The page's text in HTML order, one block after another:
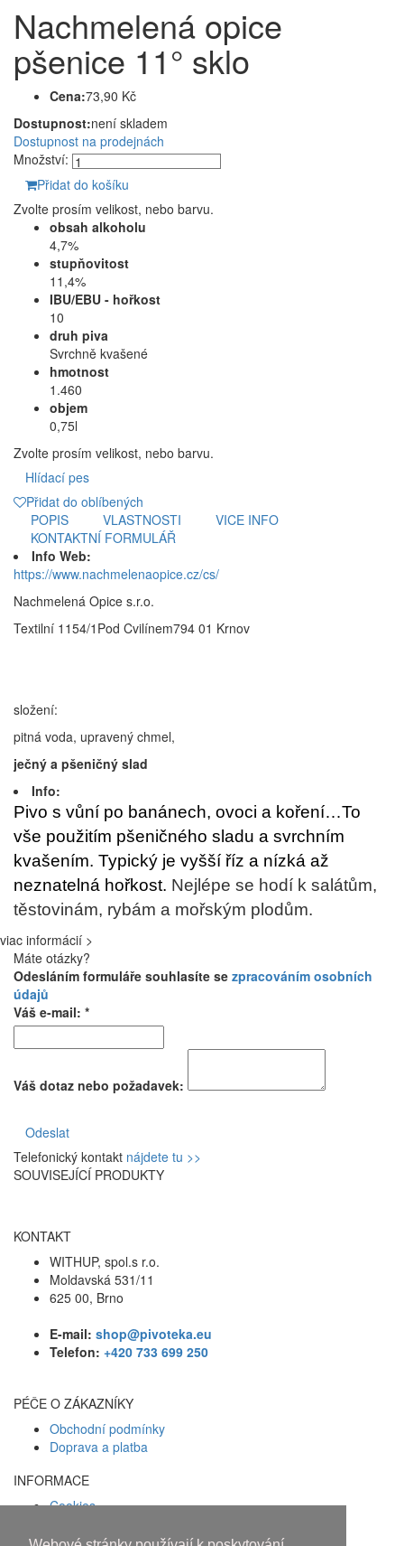
Nachmelená opice
pšenice 11° sklo
Cena:73,90 Kč
Dostupnost:není skladem
Dostupnost na prodejnách
Množství:
Přidat do košíku
Zvolte prosím velikost, nebo barvu.
obsah alkoholu
4,7%
stupňovitost
11,4%
IBU/EBU - hořkost
10
druh piva
Svrchně kvašené
hmotnost
1.460
objem
0,75l
Zvolte prosím velikost, nebo barvu.
Hlídací pes
Přidat do oblíbených
POPIS
VLASTNOSTI
VICE INFO
KONTAKTNÍ FORMULÁŘ
Info Web:
https://www.nachmelenaopice.cz/cs/
Nachmelená Opice s.r.o.
Textilní 1154/1Pod Cvilínem794 01 Krnov
složení:
pitná voda, upravený chmel,
ječný a pšeničný slad
Info:
Pivo s vůní po banánech, ovoci a koření…To
vše použitím pšeničného sladu a svrchním
kvašením. Typický je vyšší říz a nízká až
neznatelná hořkost. Nejlépe se hodí k salátům,
těstovinám, rybám a mořským plodům.
viac informácií >
Máte otázky?
Odesláním formuláře souhlasíte se zpracováním osobních
údajů
Váš e-mail: *
Váš dotaz nebo požadavek:
Odeslat
Telefonický kontakt nájdete tu >>
SOUVISEJÍCÍ PRODUKTY
KONTAKT
WITHUP, spol.s r.o.
Moldavská 531/11
625 00, Brno
E-mail: shop@pivoteka.eu
Telefon: +420 733 699 250
PÉČE O ZÁKAZNÍKY
Obchodní podmínky
Doprava a platba
INFORMACE
Cookies